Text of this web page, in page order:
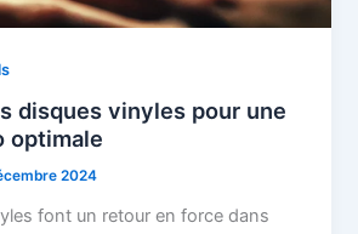
disques vinyles pour une
optimale
2024
font un retour en force dans